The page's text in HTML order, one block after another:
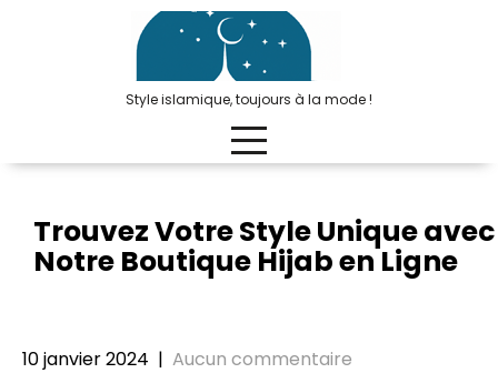
Style islamique, toujours à la mode !
Trouvez Votre Style Unique avec
Notre Boutique Hijab en Ligne
10 janvier 2024 | Aucun commentaire